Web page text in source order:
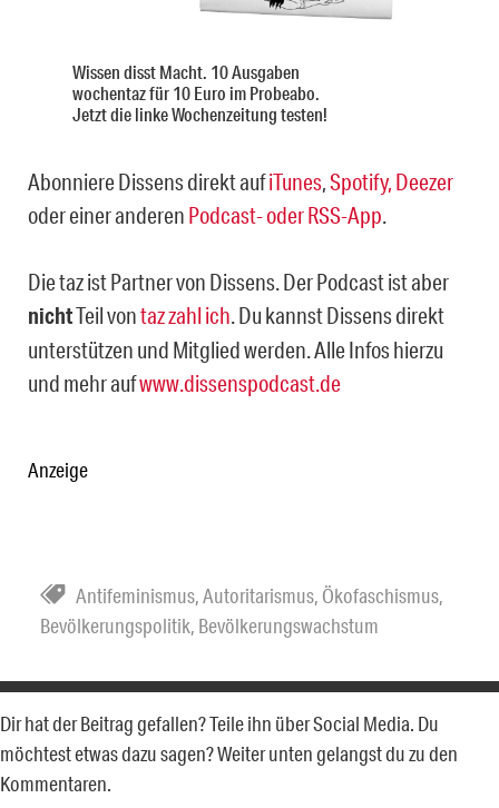
Wissen disst Macht. 10 Ausgaben
wochentaz für 10 Euro im Probeabo.
Jetzt die linke Wochenzeitung testen!
Abonniere Dissens direkt aufiTunes,Spotify, Deezer
oder einer anderen Podcast- oder RSS-App.
Die taz ist Partner von Dissens. Der Podcast ist aber
nichtTeil vontaz zahl ich. Du kannst Dissens direkt
unterstützen und Mitglied werden. Alle Infos hierzu
und mehr aufwww.dissenspodcast.de
Anzeige
Antifeminismus,Autoritarismus, Ökofaschismus,
Bevölkerungspolitik, Bevölkerungswachstum
Dir hat der Beitrag gefallen? Teile ihn über Social Media. Du
möchtest etwas dazu sagen? Weiter unten gelangst du zu den
Kommentaren.